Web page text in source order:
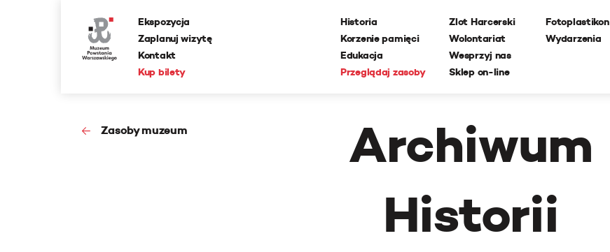
Ekspozycja
Zaplanuj wizytę
Kontakt
Kup bilety
Historia
Korzenie pamięci
Edukacja
Przeglądaj zasoby
Zlot Harcerski
Wolontariat
Wesprzyj nas
Sklep on-line
Fotoplastikon
Wydarzenia
Zasoby muzeum
Archiwum
Historii